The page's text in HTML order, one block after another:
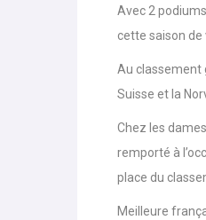
Avec 2
cette saison de
Au classement
Suisse et la
Chez les
remporté à
place du
Meilleure